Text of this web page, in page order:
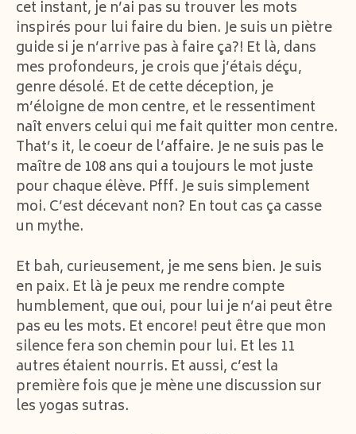
cet instant, je n’ai pas su trouver les mots
inspirés pour lui faire du bien. Je suis un piètre
guide si je n’arrive pas à faire ça?! Et là, dans
mes profondeurs, je crois que j’étais déçu,
genre désolé. Et de cette déception, je
m’éloigne de mon centre, et le ressentiment
naît envers celui qui me fait quitter mon centre.
That’s it, le coeur de l’affaire. Je ne suis pas le
maître de 108 ans qui a toujours le mot juste
pour chaque élève. Pfff. Je suis simplement
moi. C’est décevant non? En tout cas ça casse
un mythe.
Et bah, curieusement, je me sens bien. Je suis
en paix. Et là je peux me rendre compte
humblement, que oui, pour lui je n’ai peut être
pas eu les mots. Et encore! peut être que mon
silence fera son chemin pour lui. Et les 11
autres étaient nourris. Et aussi, c’est la
première fois que je mène une discussion sur
les yogas sutras.